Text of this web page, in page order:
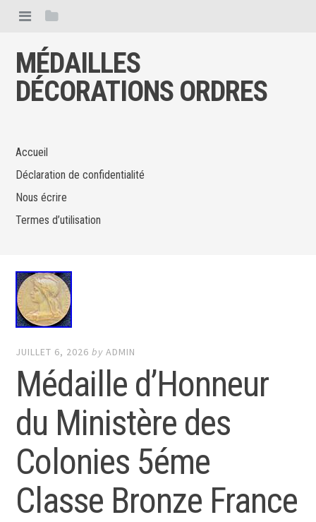
MÉDAILLES
DÉCORATIONS ORDRES
Accueil
Déclaration de confidentialité
Nous écrire
Termes d’utilisation
JUILLET 6, 2026 byADMIN
Médaille d’Honneur
du Ministère des
Colonies 5éme
Classe Bronze France